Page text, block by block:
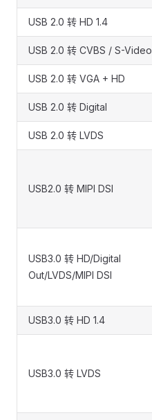
USB 2.0 转 HD 1.4
USB 2.0 转 CVBS / S-Video
USB 2.0 转 VGA + HD
USB 2.0 转 Digital
USB 2.0 转 LVDS
USB2.0 转 MIPI DSI
USB3.0 转 HD/Digital
Out/LVDS/MIPI DSI
USB3.0 转 HD 1.4
USB3.0 转 LVDS